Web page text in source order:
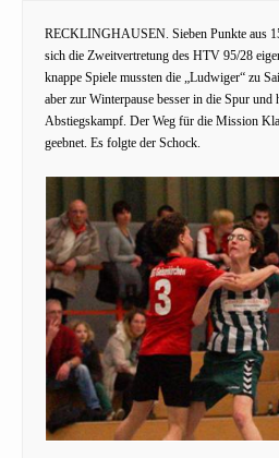
RECKLINGHAUSEN. Sieben Punkte aus
sich die Zweitvertretung des HTV 95/28
knappe Spiele mussten die „Ludwiger“ zu
aber zur Winterpause besser in die Spur
Abstiegskampf. Der Weg für die Mission
geebnet. Es folgte der Schock.